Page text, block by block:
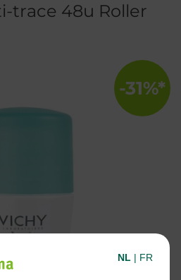
trace 48u Roller
-31%*
NL | FR